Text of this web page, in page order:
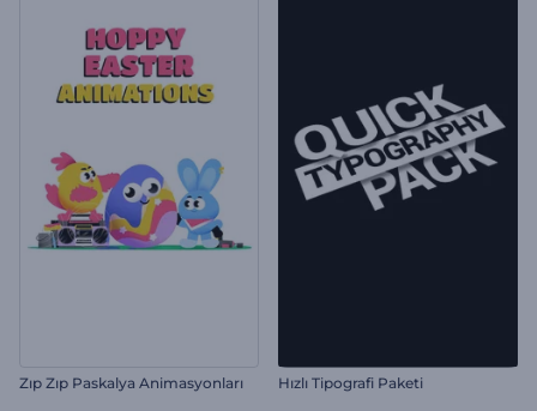
Zıp Zıp Paskalya Animasyonları Hızlı Tipografi Paketi